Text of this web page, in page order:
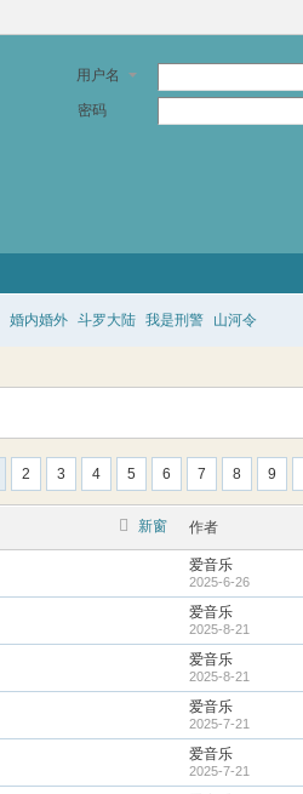
用户名
密码
婚内婚外 斗罗大陆 我是刑警 山河令
2 3 4 5 6 7 8 9
新窗 作者
爱音乐
2025-6-26
爱音乐
2025-8-21
爱音乐
2025-8-21
爱音乐
2025-7-21
爱音乐
2025-7-21